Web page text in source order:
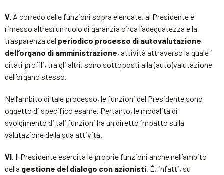
V. A corredo delle funzioni sopra elencate, al Presidente è
rimesso altresì un ruolo di garanzia circa l’adeguatezza e la
trasparenza del periodico processo di autovalutazione
dell’organo di amministrazione, attività attraverso la quale i
citati profili, tra gli altri, sono sottoposti alla (auto)valutazione
dell’organo stesso.
Nell’ambito di tale processo, le funzioni del Presidente sono
oggetto di specifico esame. Pertanto, le modalità di
svolgimento di tali funzioni ha un diretto impatto sulla
valutazione della sua attività.
VI. Il Presidente esercita le proprie funzioni anche nell’ambito
della gestione del dialogo con azionisti. È, infatti, su